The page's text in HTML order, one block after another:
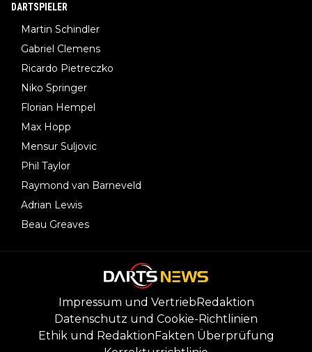
DARTSPIELER
Martin Schindler
Gabriel Clemens
Ricardo Pietreczko
Niko Springer
Florian Hempel
Max Hopp
Mensur Suljovic
Phil Taylor
Raymond van Barneveld
Adrian Lewis
Beau Greaves
Impressum und VertriebRedaktion
Datenschutz und Cookie-Richtlinien
Ethik und RedaktionFakten Überprüfung